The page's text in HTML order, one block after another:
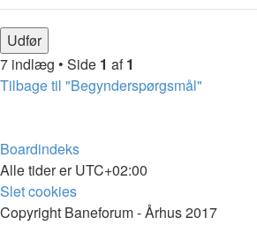
7 indlæg • Side 1 af1
Tilbage til "Begynderspørgsmål"
Boardindeks
Alle tider erUTC+02:00
Slet cookies
Copyright Baneforum - Århus 2017